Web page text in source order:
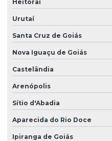
Heitoraí
Urutaí
Santa Cruz de Goiás
Nova Iguaçu de Goiás
Castelândia
Arenópolis
Sítio d'Abadia
Aparecida do Rio Doce
Ipiranga de Goiás